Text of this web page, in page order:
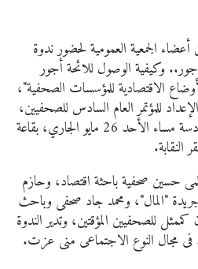
الجمعية العمومية لحضور ندوة
وكيفية الوصول للائحة أجور
الاقتصادية للمؤسسات الصحفية"،
للمؤتمر العام السادس للصحفيين،
وذلك في الساعة السادسة مساء الأحد 26 مايو الجاري، بقاعة
حسين صحفية باحثة اقتصاد، وحازم
"المال"، ومحمد جاد صحفى وباحث
كممثل للصحفيين المؤقتين، وتدير الندوة
فى مجال النوع الاجتماعى منى عزت.